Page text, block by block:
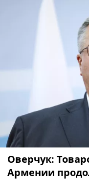
Оверчук:
Армении